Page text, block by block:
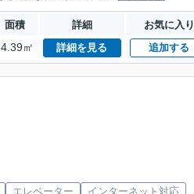
面積 詳細 お気に入り
㎡ 詳細を見る 追加する
エレベーター
インターネット対応